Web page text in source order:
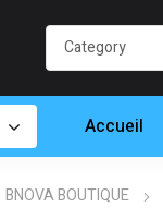
Accueil
BNOVA BOUTIQUE